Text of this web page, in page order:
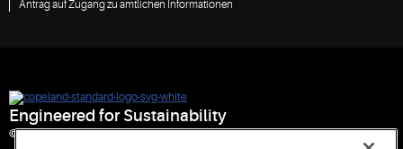
Antrag auf Zugang zu amtlichen Informationen
Engineered for Sustainability
© 2026 Copeland LP. All rights reserved.